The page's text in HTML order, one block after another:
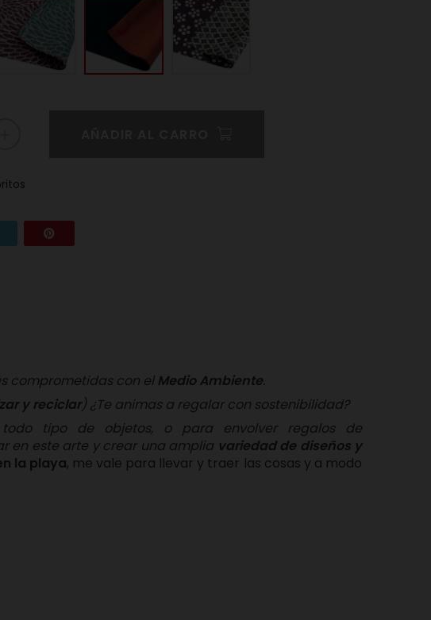
Tuitear
comprometidas con elMedio Ambiente.
y reciclar) ¿Te animas a regalar con sostenibilidad?
tipo de objetos, o para envolver regalos de
en este arte y crear una amplia variedad de diseños y
la playa, me vale para llevar y traer las cosas y a modo